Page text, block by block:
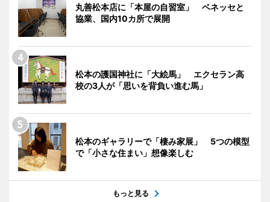
丸善松本店に「本屋の自習室」 ベネッセと
協業、国内10カ所で展開
松本の護国神社に「大絵馬」 エクセラン高
校の3人が「思いを背負い進む馬」
松本のギャラリーで「棲み家展」 5つの模型
で「小さな住まい」想像楽しむ
もっと見る